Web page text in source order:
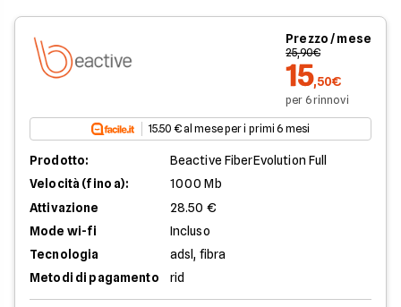
Prezzo / mese
25,90€
15,50€
per 6 rinnovi
15.50 € al mese per i primi 6 mesi
Prodotto:
Beactive FiberEvolution Full
Velocità (fino a):
1000 Mb
Attivazione
28.50 €
Mode wi-fi
Incluso
Tecnologia
adsl, fibra
Metodi di pagamento
rid